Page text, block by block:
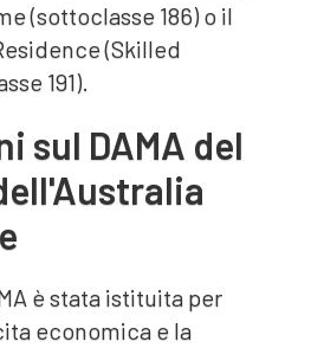
(sottoclasse 186) o il
(Skilled
191).
sul DAMA del
è stata istituita per
economica e la